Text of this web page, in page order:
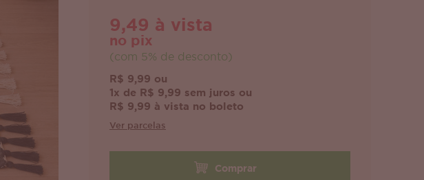
9,49 à vista
no pix
(com 5% de desconto)
R$ 9,99 ou
1x de R$ 9,99 sem juros ou
R$ 9,99 à vista no boleto
Ver parcelas
Comprar